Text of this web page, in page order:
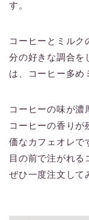
す。
コーヒーとミルク
分の好きな調合を
は、コーヒー多め
コーヒーの味が濃
コーヒーの香りが
価なカフェオレで
目の前で注がれる
ぜひ一度注文して